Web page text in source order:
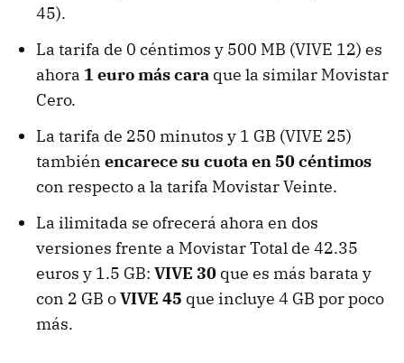
45).
La tarifa de 0 céntimos y 500 MB (VIVE 12) es
ahora 1 euro más cara que la similar Movistar
Cero.
La tarifa de 250 minutos y 1 GB (VIVE 25)
también encarece su cuota en 50 céntimos
con respecto a la tarifa Movistar Veinte.
La ilimitada se ofrecerá ahora en dos
versiones frente a Movistar Total de 42.35
euros y 1.5 GB: VIVE 30 que es más barata y
con 2 GB oVIVE 45 que incluye 4 GB por poco
más.